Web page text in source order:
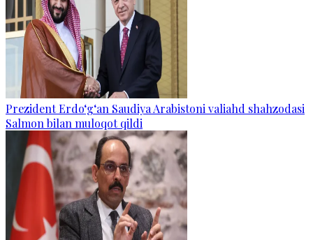
Prezident Erdo‘g‘an Saudiya Arabistoni valiahd shahzodasi
Salmon bilan muloqot qildi